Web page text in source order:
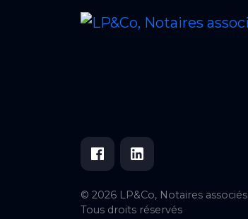
© 2026 LP&Co, Notaires associés
Tous droits réservés